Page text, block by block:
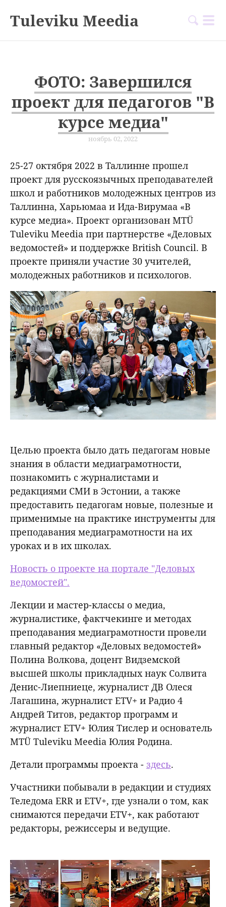
Tuleviku Meedia
ФОТО: Завершился
проект для педагогов "В
курсе медиа"
ноябрь 02, 2022
25-27 октября 2022 в Таллинне прошел
проект для русскоязычных преподавателей
школ и работников молодежных центров из
Таллинна, Харьюмаа и Ида-Вирумаа «В
курсе медиа». Проект организован MTÜ
Tuleviku Meedia при партнерстве «Деловых
ведомостей» и поддержке British Council. В
проекте приняли участие 30 учителей,
молодежных работников и психологов.
Целью проекта было дать педагогам новые
знания в области медиаграмотности,
познакомить с журналистами и
редакциями СМИ в Эстонии, а также
предоставить педагогам новые, полезные и
применимые на практике инструменты для
преподавания медиаграмотности на их
уроках и в их школах.
Новость о проекте на портале "Деловых
ведомостей".
Лекции и мастер-классы о медиа,
журналистике, фактчекинге и методах
преподавания медиаграмотности провели
главный редактор «Деловых ведомостей»
Полина Волкова, доцент Видземской
высшей школы прикладных наук Солвита
Денис-Лиепниеце, журналист ДВ Олеся
Лагашина, журналист ETV+ и Радио 4
Андрей Титов, редактор программ и
журналист ETV+ Юлия Тислер и основатель
MTÜ Tuleviku Meedia Юлия Родина.
Детали программы проекта - здесь.
Участники побывали в редакции и студиях
Теледома ERR и ETV+, где узнали о том, как
снимаются передачи ETV+, как работают
редакторы, режиссеры и ведущие.